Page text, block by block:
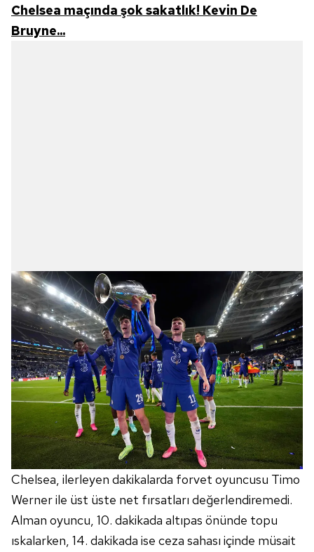
Chelsea maçında şok sakatlık! Kevin De
Bruyne...
Chelsea, ilerleyen dakikalarda forvet oyuncusu Timo
Werner ile üst üste net fırsatları değerlendiremedi.
Alman oyuncu, 10. dakikada altıpas önünde topu
ıskalarken, 14. dakikada ise ceza sahası içinde müsait